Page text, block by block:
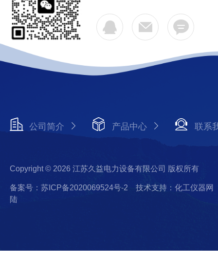
公司简介 产品中心 联系
Copyright © 2026 江苏久益电力设备有限公司 版权所有
备案号：苏ICP备2020069524号-2
技术支持：化工仪器网
陆